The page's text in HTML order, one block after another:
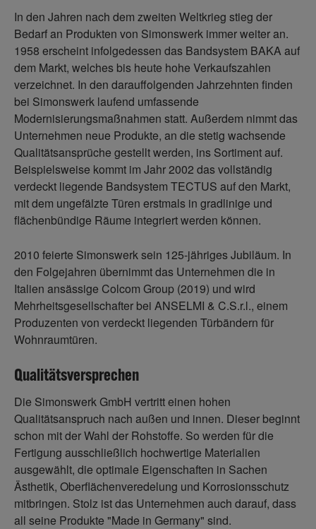
In den Jahren nach dem zweiten Weltkrieg stieg der
Bedarf an Produkten von Simonswerk immer weiter an.
1958 erscheint infolgedessen das Bandsystem BAKA auf
dem Markt, welches bis heute hohe Verkaufszahlen
verzeichnet. In den darauffolgenden Jahrzehnten finden
bei Simonswerk laufend umfassende
Modernisierungsmaßnahmen statt. Außerdem nimmt das
Unternehmen neue Produkte, an die stetig wachsende
Qualitätsansprüche gestellt werden, ins Sortiment auf.
Beispielsweise kommt im Jahr 2002 das vollständig
verdeckt liegende Bandsystem TECTUS auf den Markt,
mit dem ungefälzte Türen erstmals in gradlinige und
flächenbündige Räume integriert werden können.
2010 feierte Simonswerk sein 125-jähriges Jubiläum. In
den Folgejahren übernimmt das Unternehmen die in
Italien ansässige Colcom Group (2019) und wird
Mehrheitsgesellschafter bei ANSELMI & C.S.r.l., einem
Produzenten von verdeckt liegenden Türbändern für
Wohnraumtüren.
Qualitätsversprechen
Die Simonswerk GmbH vertritt einen hohen
Qualitätsanspruch nach außen und innen. Dieser beginnt
schon mit der Wahl der Rohstoffe. So werden für die
Fertigung ausschließlich hochwertige Materialien
ausgewählt, die optimale Eigenschaften in Sachen
Ästhetik, Oberflächenveredelung und Korrosionsschutz
mitbringen. Stolz ist das Unternehmen auch darauf, dass
all seine Produkte "Made in Germany" sind.